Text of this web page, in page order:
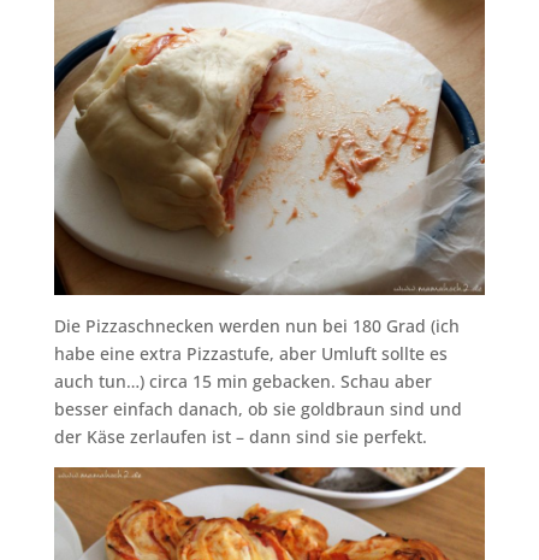
Die Pizzaschnecken werden nun bei 180 Grad (ich
habe eine extra Pizzastufe, aber Umluft sollte es
auch tun…) circa 15 min gebacken. Schau aber
besser einfach danach, ob sie goldbraun sind und
der Käse zerlaufen ist – dann sind sie perfekt.